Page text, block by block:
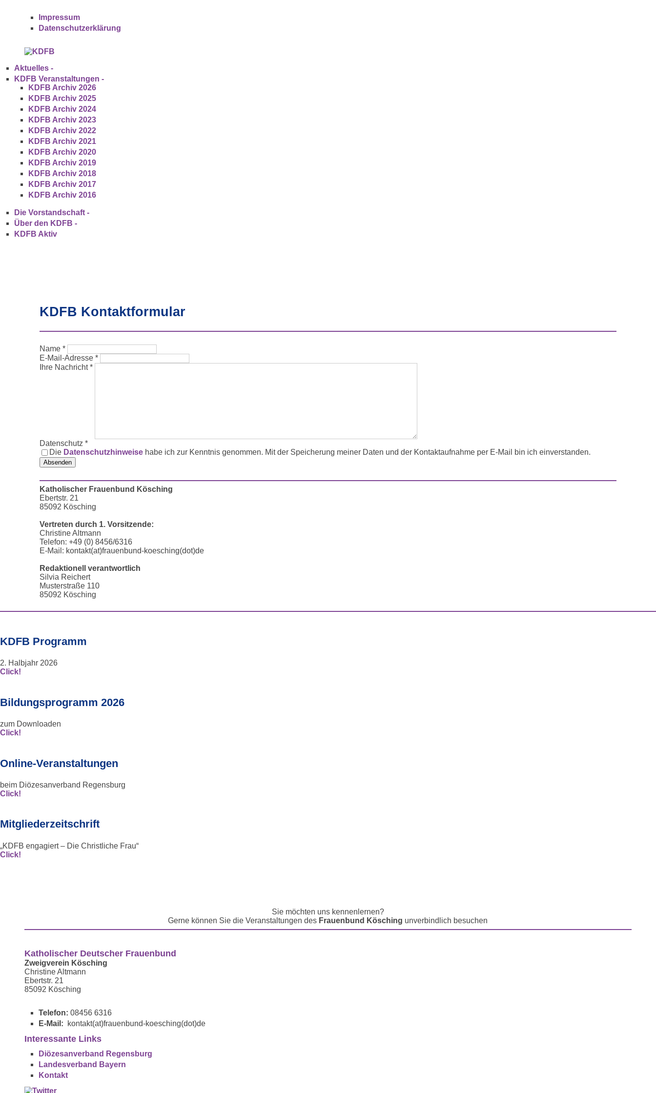
Impressum
Datenschutz­erklärung
Aktuelles -
KDFB Veranstaltungen -
KDFB Archiv 2026
KDFB Archiv 2025
KDFB Archiv 2024
KDFB Archiv 2023
KDFB Archiv 2022
KDFB Archiv 2021
KDFB Archiv 2020
KDFB Archiv 2019
KDFB Archiv 2018
KDFB Archiv 2017
KDFB Archiv 2016
Die Vorstandschaft -
Über den KDFB -
KDFB Aktiv
KDFB Kontaktformular
Name *
E-Mail-Adresse *
Ihre Nachricht*
Datenschutz *
Die Datenschutzhinweisehabe ich zur Kenntnis genommen. Mit der Speicherung meiner Daten und der Kontaktaufnahme per E-Mail bin ich einverstanden.
Absenden
Katholischer Frauenbund Kösching
Ebertstr. 21
85092 Kösching
Vertreten durch 1. Vorsitzende:
Christine Altmann
Telefon: +49 (0) 8456/6316
E-Mail: kontakt(at)frauenbund-koesching(dot)de
Redaktionell verantwortlich
Silvia Reichert
Musterstraße 110
85092 Kösching
KDFB Programm
2. Halbjahr 2026
Click!
Bildungsprogramm 2026
zum Downloaden
Click!
Online-Veranstaltungen
beim Diözesanverband Regensburg
Click!
Mitgliederzeitschrift
„KDFB engagiert – Die Christliche Frau“
Click!
Sie möchten uns kennenlernen?
Gerne können Sie die Veranstaltungen des Frauenbund Kösching unverbindlich besuchen
Katholischer Deutscher Frauenbund
Zweigverein Kösching
Christine Altmann
Ebertstr. 21
85092 Kösching
Telefon: 08456 6316
E-Mail:
kontakt(at)frauenbund-koesching(dot)de
Interessante Links
Diözesanverband Regensburg
Landesverband Bayern
Kontakt